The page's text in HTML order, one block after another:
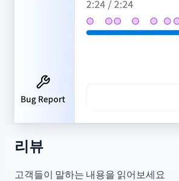
리뷰
고객들이 말하는 내용을 읽어보세요